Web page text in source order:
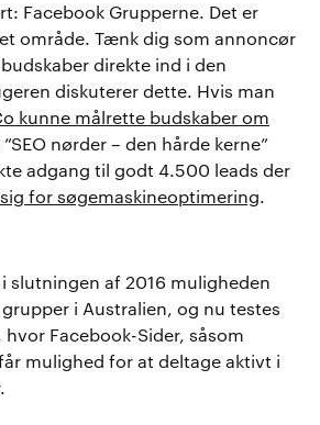
Facebook Grupperne. Det er
område. Tænk dig som annoncør
direkte ind i den
diskuterer dette. Hvis man
kunne målrette budskaber om
nørder – den hårde kerne”
adgang til godt 4.500 leads der
sig for søgemaskineoptimering.
slutningen af 2016 muligheden
i Australien, og nu testes
Facebook-Sider, såsom
mulighed for at deltage aktivt i